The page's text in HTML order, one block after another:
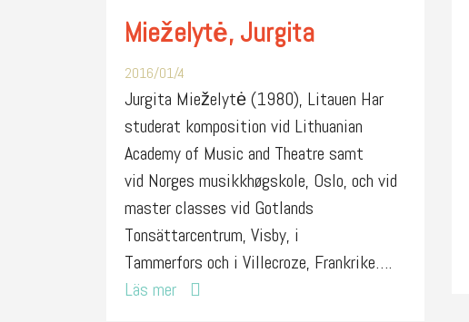
Mieželytė, Jurgita
2016/01/4
Jurgita Mieželytė (1980), Litauen Har
studerat komposition vid Lithuanian
Academy of Music and Theatre samt
vid Norges musikkhøgskole, Oslo, och vid
master classes vid Gotlands
Tonsättarcentrum, Visby, i
Tammerfors och i Villecroze, Frankrike….
Läs mer